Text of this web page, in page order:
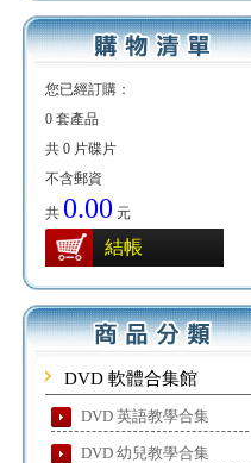
您已經訂購：
0 套產品
共 0 片碟片
不含郵資
共 0.00 元
結帳
DVD 軟體合集館
DVD 英語教學合集
DVD 幼兒教學合集